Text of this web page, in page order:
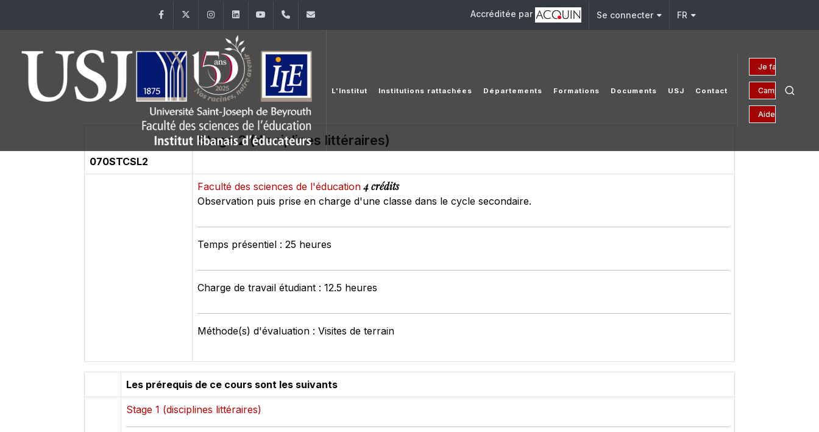
FacebookTwitter InstagramLinkedInYouTube+961 (1) 421 548 Accréditée par Se connecter FR
Je fais un don
Campagne 150
Aides
L'Institut Institutions rattachées Départements Formations Documents USJ Contact
070STCSL2
Stage 2 (disciplines littéraires)
Faculté des sciences de l'éducation4 crédits
Observation puis prise en charge d'une classe dans le cycle secondaire.
Temps présentiel : 25 heures
Charge de travail étudiant : 12.5 heures
Méthode(s) d'évaluation : Visites de terrain
Les prérequis de ce cours sont les suivants
Stage 1 (disciplines littéraires)